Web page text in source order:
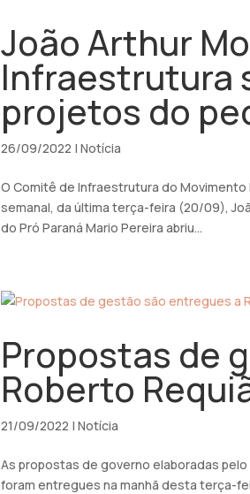
João Arthur
Infraestrutura
projetos do
26/09/2022 | Notícia
O Comitê de Infraestrutura do Movimento
semanal, da última terça-feira (20/09),
do Pró Paraná Mario Pereira abriu...
Propostas de
Roberto
21/09/2022 | Notícia
As propostas de governo elaboradas
foram entregues na manhã desta terça-